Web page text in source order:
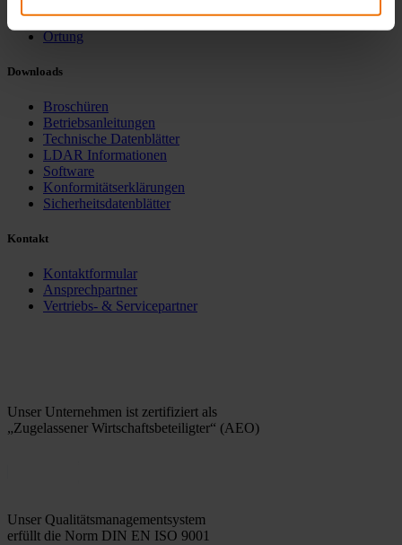
Wasser
Ortung
Downloads
Broschüren
Betriebsanleitungen
Technische Datenblätter
LDAR Informationen
Software
Konformitätserklärungen
Sicherheitsdatenblätter
Kontakt
Kontaktformular
Ansprechpartner
Vertriebs- & Servicepartner
Unser Unternehmen ist zertifiziert als
„Zugelassener Wirtschaftsbeteiligter“ (AEO)
Unser Qualitätsmanagementsystem
erfüllt die Norm DIN EN ISO 9001